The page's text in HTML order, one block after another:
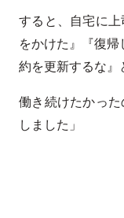
すると、自宅に
をかけた』『復
約を更新するな』
働き続けたかっ
しました」